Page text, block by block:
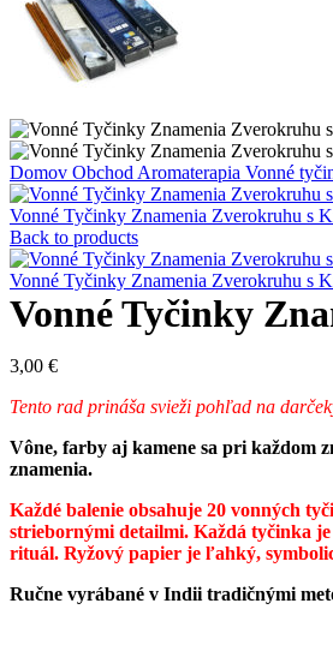
Domov Obchod Aromaterapia Vonné
Vonné Tyčinky Znamenia Zverokruhu s
Back to products
Vonné Tyčinky Znamenia Zverokruhu s
Vonné Tyčinky
3,00 €
Tento rad prináša svieži pohľad na
Vône, farby aj kamene sa pri každom
znamenia.
Každé balenie obsahuje 20 vonných
striebornými detailmi. Každá tyčinka
rituál. Ryžový papier je ľahký,
Ručne vyrábané v Indii tradičnými